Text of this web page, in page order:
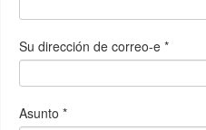
Su dirección de correo-e *
Asunto *